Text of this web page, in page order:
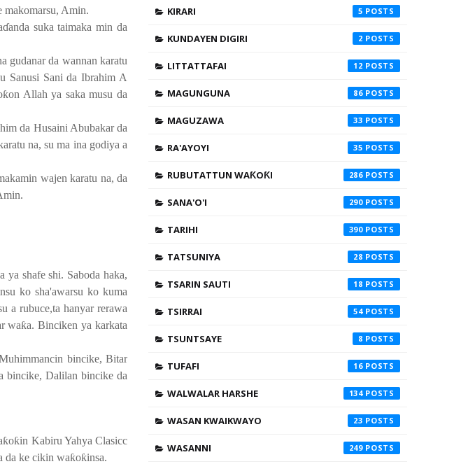
makomarsu, Amin.
ɗanda suka taimaka min da
gudanar da wannan karatu
Sanusi Sani da Ibrahim A
ƙon Allah ya saka musu da
da Husaini Abubakar da
na, su ma ina godiya a
wajen karatu na, da
ya shafe shi. Saboda haka,
ko sha'awarsu ko kuma
a rubuce,ta hanyar rerawa
waƙa. Binciken ya karkata
bincike, Bitar
bincike, Dalilan bincike da
ƙoƙin Kabiru Yahya Clasicc
da ke cikin waƙoƙinsa.
KIRARI 5
KUNDAYEN DIGIRI 2
LITTATTAFAI 12
MAGUNGUNA 86
MAGUZAWA 33
RA'AYOYI 35
RUBUTATTUN WAƘOƘI 286
SANA'O'I 290
TARIHI 390
TATSUNIYA 28
TSARIN SAUTI 18
TSIRRAI 54
TSUNTSAYE 8
TUFAFI 16
WALWALAR HARSHE 134
WASAN KWAIKWAYO 23
WASANNI 249